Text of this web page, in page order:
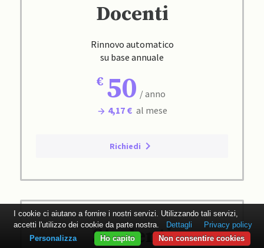
Docenti
Rinnovo automatico
su base annuale
50 / anno
4,17 € al mese
Richiedi
Studenti
I cookie ci aiutano a fornire i nostri servizi. Utilizzando tali servizi,
accetti l'utilizzo dei cookie da parte nostra.
Dettagli
Privacy policy
Non consentire cookies
Ho capito
Personalizza